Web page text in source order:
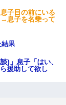
子目の前にいる
息子を名乗って
結果
)」息子「はい、
援助して欲し